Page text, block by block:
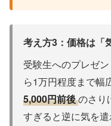
考え方3：価格は「
受験生へのプレゼ
ら1万円程度まで幅
5,000円前後のさり
すぎると逆に気を